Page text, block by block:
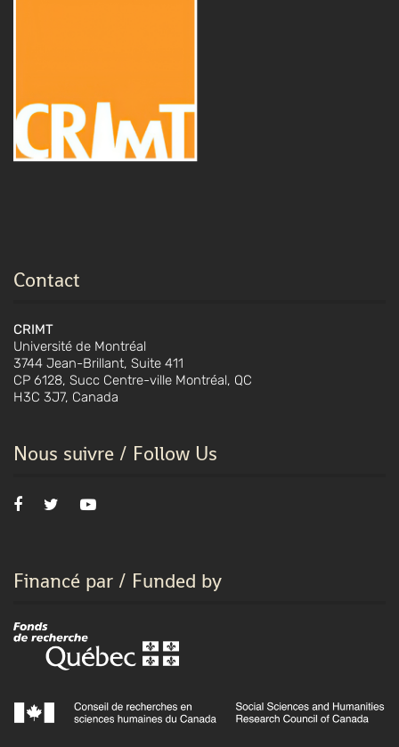
Contact
CRIMT
Université de Montréal
3744 Jean-Brillant, Suite 411
CP 6128, Succ Centre-ville Montréal, QC
H3C 3J7, Canada
Nous suivre / Follow Us
Financé par / Funded by